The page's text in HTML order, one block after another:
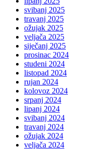
svibanj 2025
travanj 2025
ožujak 2025
veljača 2025
siječanj 2025
prosinac 2024
studeni 2024
listopad 2024
rujan 2024
kolovoz 2024
srpanj 2024
lipanj 2024
svibanj 2024
travanj 2024
ožujak 2024
veljača 2024